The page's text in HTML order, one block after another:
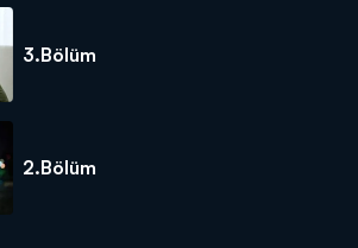
3.Bölüm
2.Bölüm